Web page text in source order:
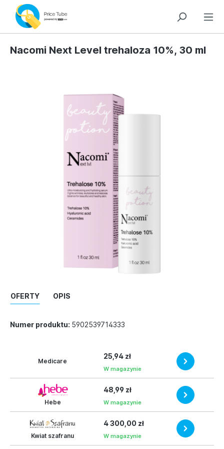
Nacomi Next Level trehaloza 10%, 30 ml
OFERTY OPIS
Numer produktu: 5902539714333
Medicare
25,94 zł
W magazynie
Hebe
48,99 zł
W magazynie
Kwiat szafranu
4 300,00 zł
W magazynie